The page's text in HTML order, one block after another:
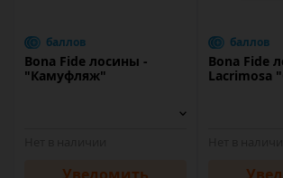
баллов
Bona Fide лосины -
"Камуфляж"
баллов
Bona Fide
Lacrimosa